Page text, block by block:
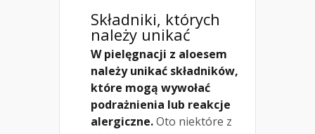
Składniki, których
należy unikać
W pielęgnacji z aloesem
należy unikać składników,
które mogą wywołać
podrażnienia lub reakcje
alergiczne.Oto niektóre z